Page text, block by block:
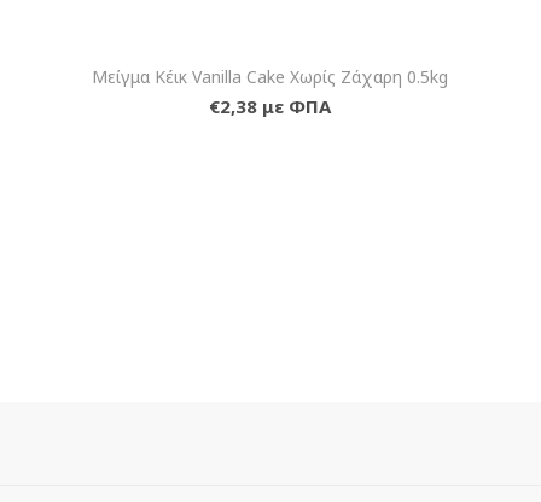
Μείγμα Κέικ Vanilla Cake Χωρίς Ζάχαρη 0.5kg
€2,38 με ΦΠΑ